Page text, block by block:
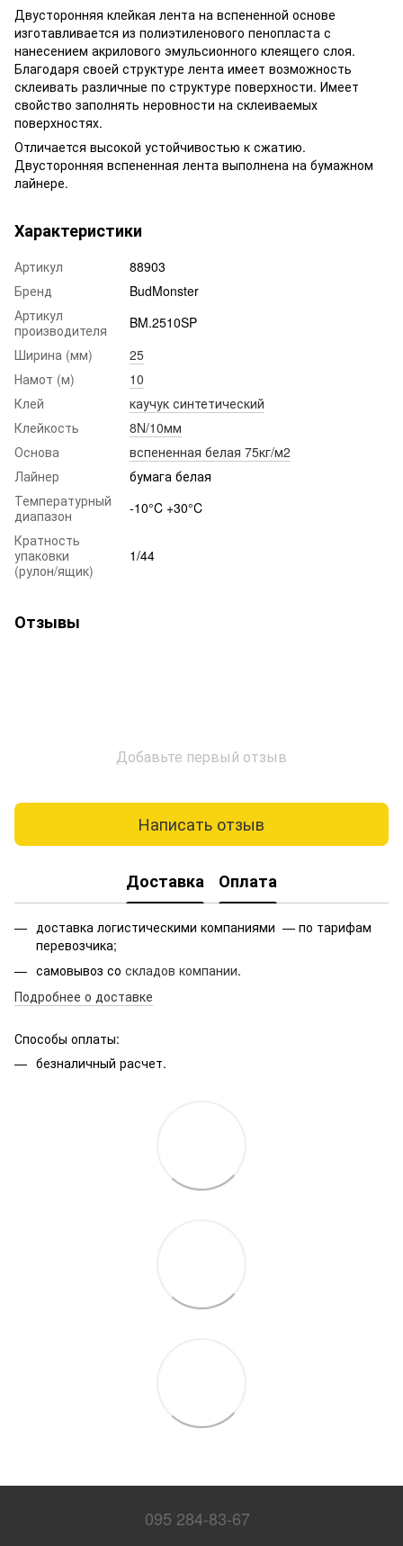
Двусторонняя клейкая лента на вспененной основе
изготавливается из полиэтиленового пенопласта с
нанесением акрилового эмульсионного клеящего слоя.
Благодаря своей структуре лента имеет возможность
склеивать различные по структуре поверхности. Имеет
свойство заполнять неровности на склеиваемых
поверхностях.
Отличается высокой устойчивостью к сжатию.
Двусторонняя вспененная лента выполнена на бумажном
лайнере.
Характеристики
Артикул
88903
Бренд
BudMonster
Артикул
производителя
BM.2510SP
Ширина (мм)
25
Намот (м)
10
Клей
каучук синтетический
Клейкость
8N/10мм
Основа
вспененная белая 75кг/м2
Лайнер
бумага белая
Температурный
диапазон
-10°C +30°C
Кратность
упаковки
(рулон/ящик)
1/44
Отзывы
Добавьте первый отзыв
Написать отзыв
Доставка Оплата
доставка логистическими компаниями — по тарифам
перевозчика;
самовывоз со складов компании.
Подробнее о доставке
Способы оплаты:
безналичный расчет.
095 284-83-67